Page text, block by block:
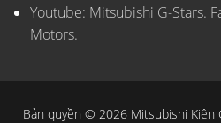
Youtube: Mitsubishi G-Stars.
Motors.
Bản quyền © 2026 Mitsubishi Kiên